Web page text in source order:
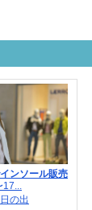
インソール販売
17...
の出